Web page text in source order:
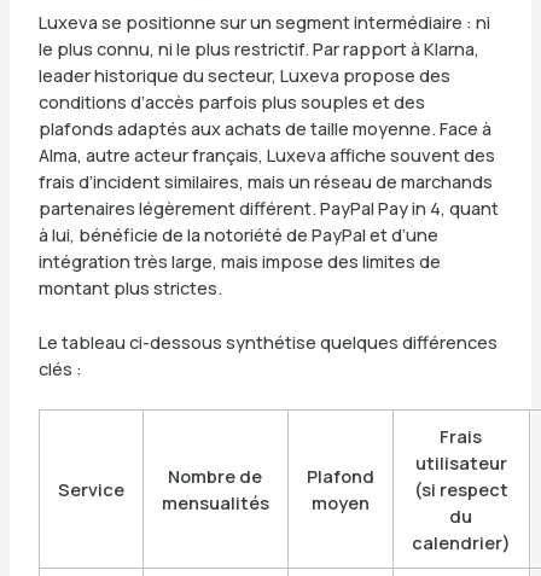
Luxeva se positionne sur un segment intermédiaire : ni
le plus connu, ni le plus restrictif. Par rapport à Klarna,
leader historique du secteur, Luxeva propose des
conditions d’accès parfois plus souples et des
plafonds adaptés aux achats de taille moyenne. Face à
Alma, autre acteur français, Luxeva affiche souvent des
frais d’incident similaires, mais un réseau de marchands
partenaires légèrement différent. PayPal Pay in 4, quant
à lui, bénéficie de la notoriété de PayPal et d’une
intégration très large, mais impose des limites de
montant plus strictes.
Le tableau ci-dessous synthétise quelques différences
clés :
Service
Nombre de
mensualités
Plafond
moyen
Frais
utilisateur
(si respect
du
calendrier)